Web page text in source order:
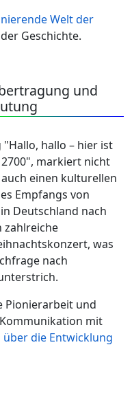
Welt der
Geschichte.
und
hallo – hier ist
markiert nicht
einen kulturellen
Empfangs von
Deutschland nach
zahlreiche
was
nach
Pionierarbeit und
mit
über die Entwicklung